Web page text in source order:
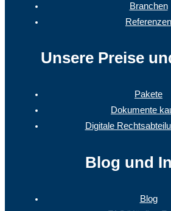
Branchen
Referenzen
Unsere Preise
Pakete
Dokumente
Digitale
Blog und
Blog